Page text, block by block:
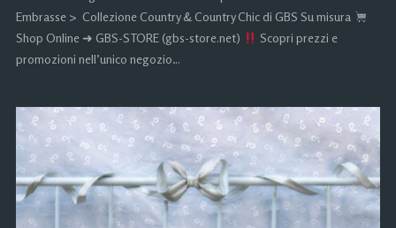
Embrasse > Collezione Country & Country Chic di GBS Su misura
Shop Online ➜ GBS-STORE (gbs-store.net)
Scopri prezzi e
promozioni nell’unico negozio…